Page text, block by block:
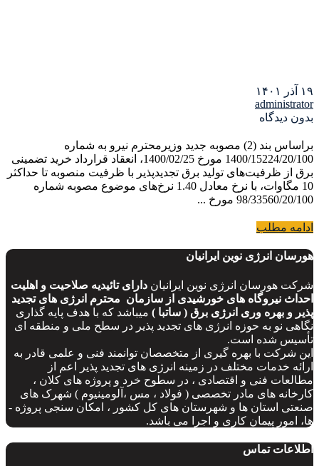
۱۹ آذر ۱۴۰۱
administrator
بدون دیدگاه
براساس بند (2) مصوبه جدید وزیرمحترم نیرو به شماره
1400/15224/20/100 مورخ 1400/02/25، انعقاد قرارداد خرید تضمینی
برق از ظرفیت‌های تولید برق تجدیدپذیر با ظرفیت منصوبه تا حداکثر
10 مگاوات، با نرخ معادل 1.40 نرخ‌های موضوع مصوبه شماره
98/33560/20/100 مورخ ...
ادامه مطلب
هورسان انرژی نوین ایرانیان
شرکت هورسان انرژی نوین ایرانیان دارای تائیدیه صلاحیت و اهلیت
احداث نیروگاه های خورشیدی از سازمان محترم انرژی های تجدید
پذیر و بهره وری انرژی برق ( ساتبا ) میباشد که با هدف پایه ­گذاری
نگاهی نو به حوزه انرژی­ های تجدید پذیر در سطح ملی و منطقه­ ای
تأسیس شده است.
این شرکت با بهره­ گیری از متخصصان توانمند فنی و علمی قادر به
ارائه خدمات مختلف در زمینه انرژی­ های تجدید پذیر اعم از
مطالعات فنی و اقتصادی ، در سطوح خرد و پروژه های کلان ،
کارخانه های مادر تخصصی ( فولاد ، مس ،آلومینیوم ) شهرک های
صنعتی استان ها و شهرستان های کل کشور ، امکان­ سنجی پروژه ­
ها، امور پیمان کاری و اجرا می باشد.
اطلاعات تماس